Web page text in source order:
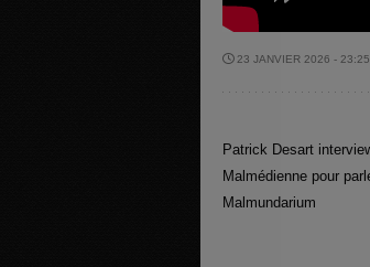
23 JANVIER 2026 -
Patrick Desart
Malmédienne pour
Malmundarium